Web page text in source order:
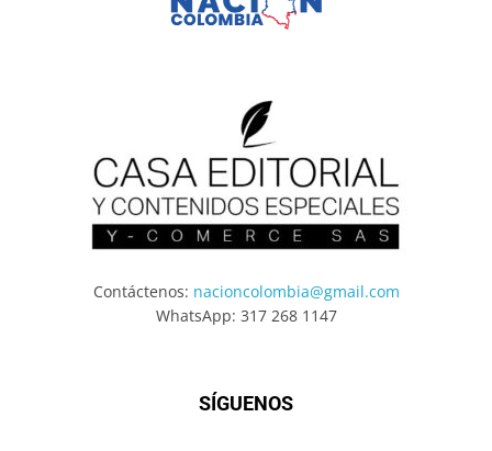
Contáctenos: nacioncolombia@gmail.com
WhatsApp: 317 268 1147
SÍGUENOS